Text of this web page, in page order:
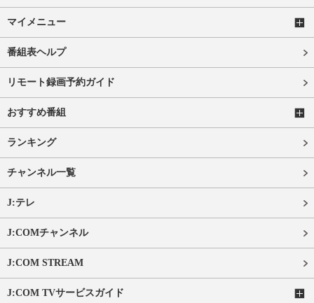
マイメニュー
番組表ヘルプ
リモート録画予約ガイド
おすすめ番組
ランキング
チャンネル一覧
J:テレ
J:COMチャンネル
J:COM STREAM
J:COM TVサービスガイド